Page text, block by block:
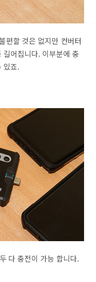
편할 것은 없지만 컨버터
어집니다. 이부분에 충
있죠.
다 충전이 가능 합니다.